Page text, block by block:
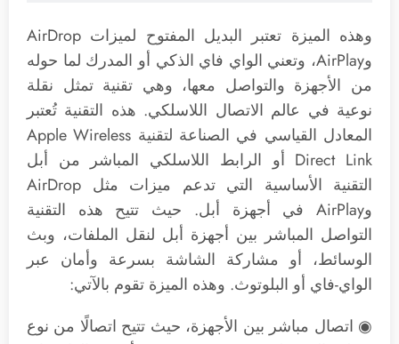
وهذه الميزة تعتبر البديل المفتوح لميزات AirDrop
وAirPlay، وتعني الواي فاي الذكي أو المدرك لما حوله
من الأجهزة والتواصل معها، وهي تقنية تمثل نقلة
نوعية في عالم الاتصال اللاسلكي. هذه التقنية تُعتبر
المعادل القياسي في الصناعة لتقنية Apple Wireless
Direct Link أو الرابط اللاسلكي المباشر من أبل
التقنية الأساسية التي تدعم ميزات مثل AirDrop
وAirPlay في أجهزة أبل. حيث تتيح هذه التقنية
التواصل المباشر بين أجهزة أبل لنقل الملفات، وبث
الوسائط، أو مشاركة الشاشة بسرعة وأمان عبر
الواي-فاي أو البلوتوث. وهذه الميزة تقوم بالآتي:
◉ اتصال مباشر بين الأجهزة، حيث تتيح اتصالًا من نوع